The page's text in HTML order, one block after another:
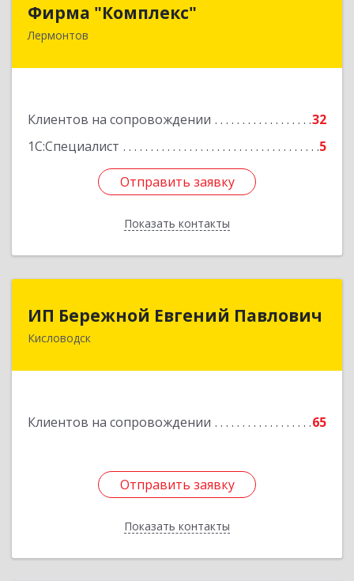
Фирма "Комплекс"
Лермонтов
Клиентов на сопровождении
32
1С:Специалист
5
Отправить заявку
Показать контакты
357348, Ставропольский край, Лермонтов г,
Отправить заявку
Назад
ИП Бережной Евгений Павлович
Кисловодск
Клиентов на сопровождении 65
Отправить заявку
Показать контакты
ИП Бережной Евгений Павлович
357748, Ставропольский край, Кисловодск г,
Отправить заявку
Назад